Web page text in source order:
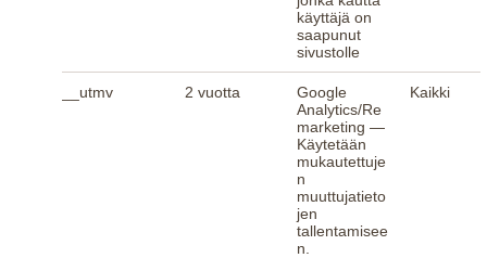
käyttäjä on
saapunut
sivustolle
__utmv 2 vuotta
Google
Analytics/Re
marketing —
Käytetään
mukautettuje
n
muuttujatieto
jen
tallentamisee
n.
Kaikki